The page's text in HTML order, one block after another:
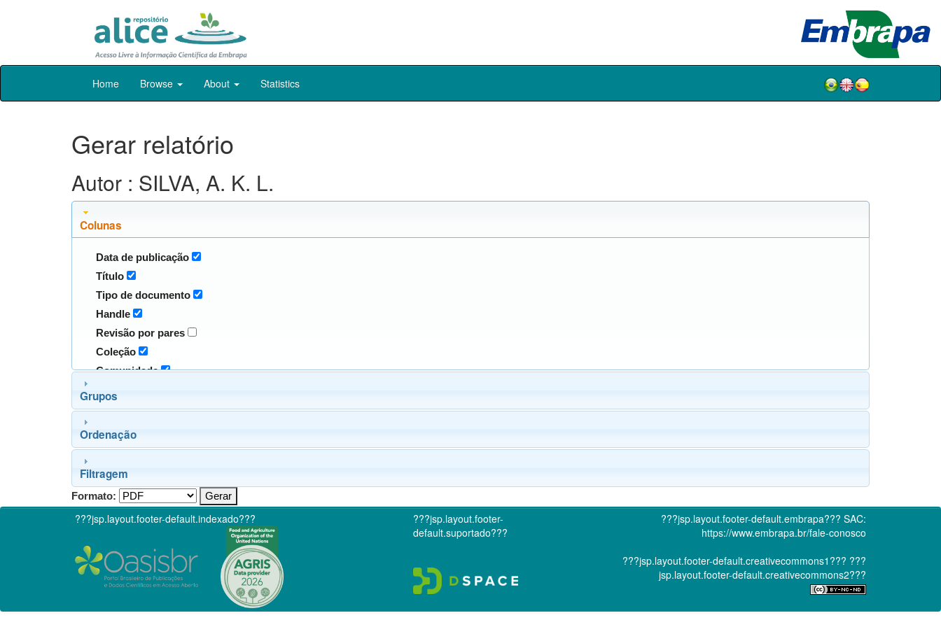
Skip
Home Browse About Statistics
Gerar relatório
Autor : SILVA, A. K. L.
Colunas
Data de publicação
Título
Tipo de documento
Handle
Revisão por pares
Coleção
Comunidade
Grupos
Ordenação
Filtragem
Formato:
???jsp.layout.footer-default.indexado???
???jsp.layout.footer-
default.suportado???
???jsp.layout.footer-default.embrapa??? SAC:
https://www.embrapa.br/fale-conosco
???jsp.layout.footer-default.creativecommons1??? ???
jsp.layout.footer-default.creativecommons2???